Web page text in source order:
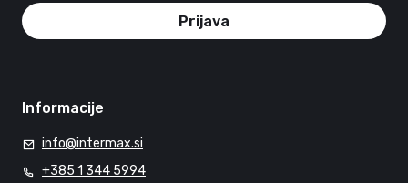
Prijava
Informacije
info@intermax.si
+385 1 344 5994